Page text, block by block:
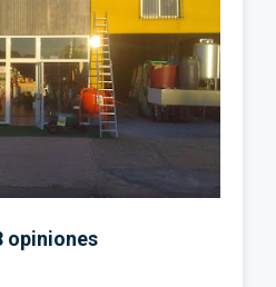
opiniones